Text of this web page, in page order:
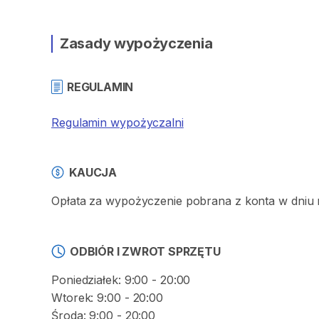
Zasady wypożyczenia
REGULAMIN
Regulamin wypożyczalni
KAUCJA
Opłata za wypożyczenie pobrana z konta w dniu
ODBIÓR I ZWROT SPRZĘTU
Poniedziałek: 9:00 - 20:00
Wtorek: 9:00 - 20:00
Środa: 9:00 - 20:00